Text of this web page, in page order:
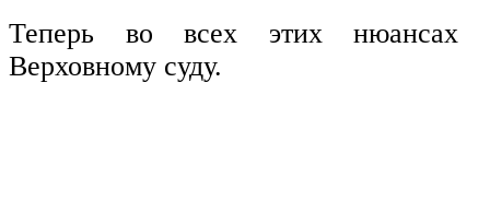
Теперь во всех этих нюансах
Верховному суду.